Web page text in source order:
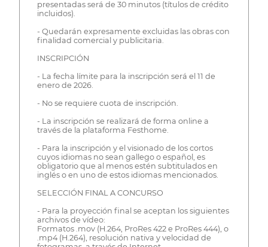
presentadas será de 30 minutos (títulos de crédito
incluidos).
- Quedarán expresamente excluidas las obras con
finalidad comercial y publicitaria.
INSCRIPCIÓN
- La fecha límite para la inscripción será el 11 de
enero de 2026.
- No se requiere cuota de inscripción.
- La inscripción se realizará de forma online a
través de la plataforma Festhome.
- Para la inscripción y el visionado de los cortos
cuyos idiomas no sean gallego o español, es
obligatorio que al menos estén subtitulados en
inglés o en uno de estos idiomas mencionados.
SELECCIÓN FINAL A CONCURSO
- Para la proyección final se aceptan los siguientes
archivos de vídeo:
Formatos .mov (H.264, ProRes 422 e ProRes 444), o
.mp4 (H.264), resolución nativa y velocidad de